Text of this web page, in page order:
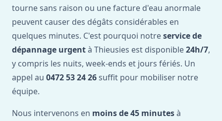
tourne sans raison ou une facture d'eau anormale
peuvent causer des dégâts considérables en
quelques minutes. C'est pourquoi notreservice de
dépannage urgentà Thieusies est disponible24h/7,
y compris les nuits, week-ends et jours fériés. Un
appel au 0472 53 24 26 suffit pour mobiliser notre
équipe.
Nous intervenons en moins de 45 minutesà